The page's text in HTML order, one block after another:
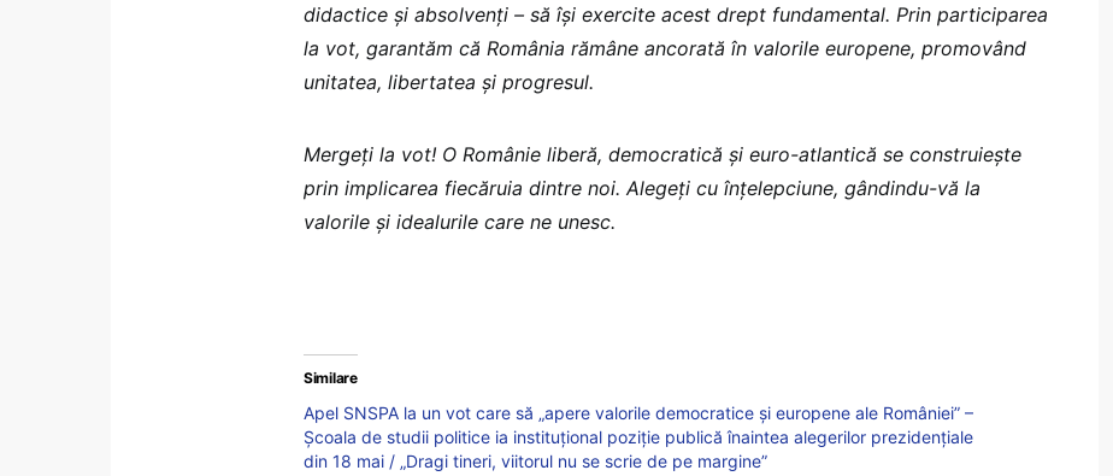
didactice și absolvenți – să își exercite acest drept fundamental. Prin participarea
la vot, garantăm că România rămâne ancorată în valorile europene, promovând
unitatea, libertatea și progresul.
Mergeți la vot! O Românie liberă, democratică și euro-atlantică se construiește
prin implicarea fiecăruia dintre noi. Alegeți cu înțelepciune, gândindu-vă la
valorile și idealurile care ne unesc.
Similare
Apel SNSPA la un vot care să „apere valorile democratice și europene ale României” –
Școala de studii politice ia instituțional poziție publică înaintea alegerilor prezidențiale
din 18 mai / „Dragi tineri, viitorul nu se scrie de pe margine”